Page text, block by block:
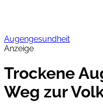
Augengesundheit
Anzeige
Trockene
Weg zur